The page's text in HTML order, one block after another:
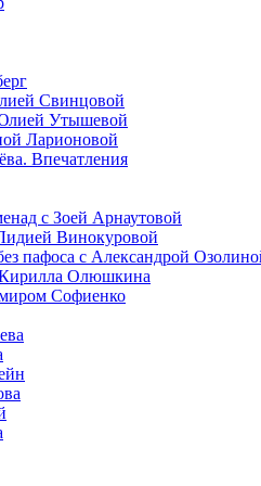
Свинцовой
Утышевой
Ларионовой
Впечатления
с Зоей Арнаутовой
Винокуровой
пафоса с Александрой
Олюшкина
Софиенко